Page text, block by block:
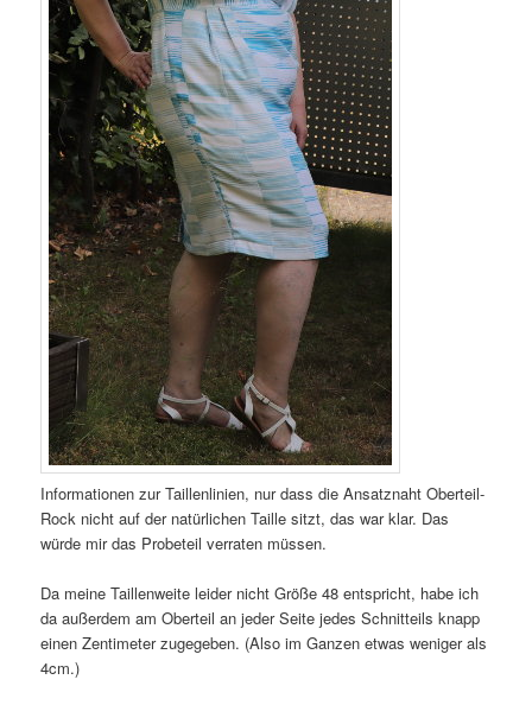
Informationen zur Taillenlinien, nur dass die Ansatznaht Oberteil-
Rock nicht auf der natürlichen Taille sitzt, das war klar. Das
würde mir das Probeteil verraten müssen.
Da meine Taillenweite leider nicht Größe 48 entspricht, habe ich
da außerdem am Oberteil an jeder Seite jedes Schnitteils knapp
einen Zentimeter zugegeben. (Also im Ganzen etwas weniger als
4cm.)